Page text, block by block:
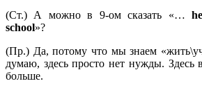
(Ст.) А можно в 9-ом сказать «…
school»?
(Пр.) Да, потому что мы знаем
думаю, здесь просто нет нужды. Здесь
больше.